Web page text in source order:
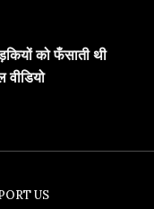
को फँसाती थी
US